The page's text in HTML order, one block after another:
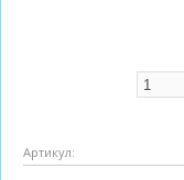
Артикул: